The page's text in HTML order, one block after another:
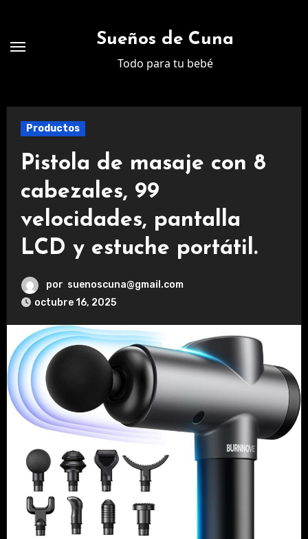
contenido
Sueños de Cuna
Todo para tu bebé
Productos
Pistola de masaje con 8
cabezales, 99
velocidades, pantalla
LCD y estuche portátil.
por suenoscuna@gmail.com
octubre 16, 2025